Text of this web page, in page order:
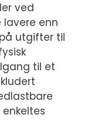
ved
lavere enn
utgifter til
til et